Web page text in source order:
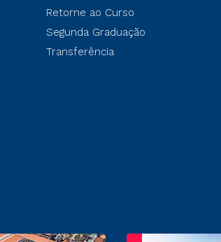
Retorne ao Curso
Segunda Graduação
Transferência